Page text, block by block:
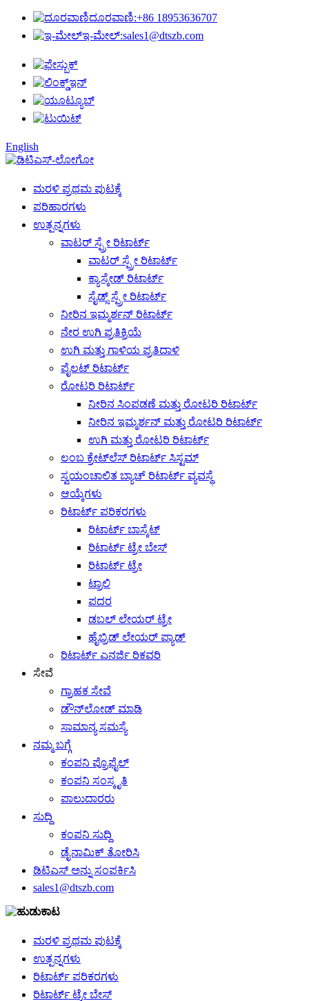
ದೂರವಾಣಿ:+86 18953636707
ಇ-ಮೇಲ್:sales1@dtszb.com
English
ಮರಳಿ ಪ್ರಥಮ ಪುಟಕ್ಕೆ
ಪರಿಹಾರಗಳು
ಉತ್ಪನ್ನಗಳು
ವಾಟರ್ ಸ್ಪ್ರೇ ರಿಟಾರ್ಟ್
ವಾಟರ್ ಸ್ಪ್ರೇ ರಿಟಾರ್ಟ್
ಕ್ಯಾಸ್ಕೇಡ್ ರಿಟಾರ್ಟ್
ಸೈಡ್ಸ್ ಸ್ಪ್ರೇ ರಿಟಾರ್ಟ್
ನೀರಿನ ಇಮ್ಮರ್ಶನ್ ರಿಟಾರ್ಟ್
ನೇರ ಉಗಿ ಪ್ರತಿಕ್ರಿಯೆ
ಉಗಿ ಮತ್ತು ಗಾಳಿಯ ಪ್ರತಿದಾಳಿ
ಪೈಲಟ್ ರಿಟಾರ್ಟ್
ರೋಟರಿ ರಿಟಾರ್ಟ್
ನೀರಿನ ಸಿಂಪಡಣೆ ಮತ್ತು ರೋಟರಿ ರಿಟಾರ್ಟ್
ನೀರಿನ ಇಮ್ಮರ್ಶನ್ ಮತ್ತು ರೋಟರಿ ರಿಟಾರ್ಟ್
ಉಗಿ ಮತ್ತು ರೋಟರಿ ರಿಟಾರ್ಟ್
ಲಂಬ ಕ್ರೇಟ್‌ಲೆಸ್ ರಿಟಾರ್ಟ್ ಸಿಸ್ಟಮ್
ಸ್ವಯಂಚಾಲಿತ ಬ್ಯಾಚ್ ರಿಟಾರ್ಟ್ ವ್ಯವಸ್ಥೆ
ಆಯ್ಕೆಗಳು
ರಿಟಾರ್ಟ್ ಪರಿಕರಗಳು
ರಿಟಾರ್ಟ್ ಬಾಸ್ಕೆಟ್
ರಿಟಾರ್ಟ್ ಟ್ರೇ ಬೇಸ್
ರಿಟಾರ್ಟ್ ಟ್ರೇ
ಟ್ರಾಲಿ
ಪದರ
ಡಬಲ್ ಲೇಯರ್ ಟ್ರೇ
ಹೈಬ್ರಿಡ್ ಲೇಯರ್ ಪ್ಯಾಡ್
ರಿಟಾರ್ಟ್ ಎನರ್ಜಿ ರಿಕವರಿ
ಸೇವೆ
ಗ್ರಾಹಕ ಸೇವೆ
ಡೌನ್‌ಲೋಡ್ ಮಾಡಿ
ಸಾಮಾನ್ಯ ಸಮಸ್ಯೆ
ನಮ್ಮ ಬಗ್ಗೆ
ಕಂಪನಿ ಪ್ರೊಫೈಲ್
ಕಂಪನಿ ಸಂಸ್ಕೃತಿ
ಪಾಲುದಾರರು
ಸುದ್ದಿ
ಕಂಪನಿ ಸುದ್ದಿ
ಡೈನಾಮಿಕ್ ತೋರಿಸಿ
ಡಿಟಿಎಸ್ ಅನ್ನು ಸಂಪರ್ಕಿಸಿ
sales1@dtszb.com
ಮರಳಿ ಪ್ರಥಮ ಪುಟಕ್ಕೆ
ಉತ್ಪನ್ನಗಳು
ರಿಟಾರ್ಟ್ ಪರಿಕರಗಳು
ರಿಟಾರ್ಟ್ ಟ್ರೇ ಬೇಸ್